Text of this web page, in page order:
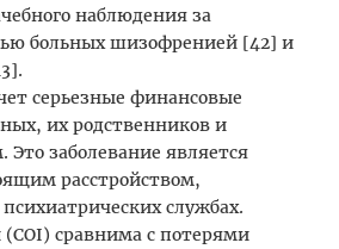
наблюдения за
больных шизофренией [42] и
серьезные финансовые
их родственников и
заболевание является
расстройством,
службах.
(COI) сравнима с потерями